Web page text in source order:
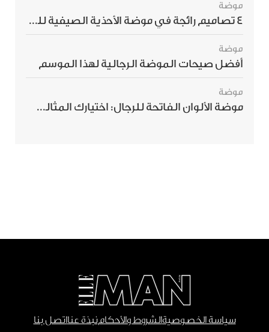
موضة
4 تصاميم رائجة في موضة الأحذية الصيفية للرجال هذا الموسم
موضة
أفضل صيحات الموضة الرجالية لهذا الموسم
موضة
موضة الألوان الفاتحة للرجال: اختيارك المثالي لإطلالة صيفية مبهرة
سياسة الخصوصيةالشروط والأحكامنبذة عنااتصل بنا